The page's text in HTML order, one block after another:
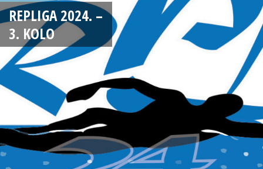
REPLIGA 2024. –
3. KOLO